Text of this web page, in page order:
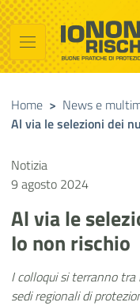
Vai al contenuto
Raggiungi il piè di
Io non
Buone pratiche di
Home > News e
Al via le selezioni dei
Notizia
9 agosto 2024
Al via le
Io non rischio
I colloqui si terranno
sedi regionali di